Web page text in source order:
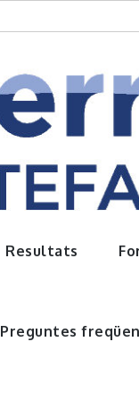
Resultats
Preguntes